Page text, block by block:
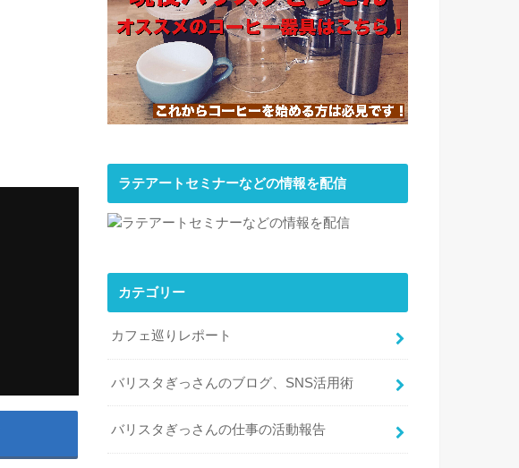
ラテアートセミナーなどの情報を配信
カテゴリー
カフェ巡りレポート
バリスタぎっさんのブログ、SNS活用術
バリスタぎっさんの仕事の活動報告